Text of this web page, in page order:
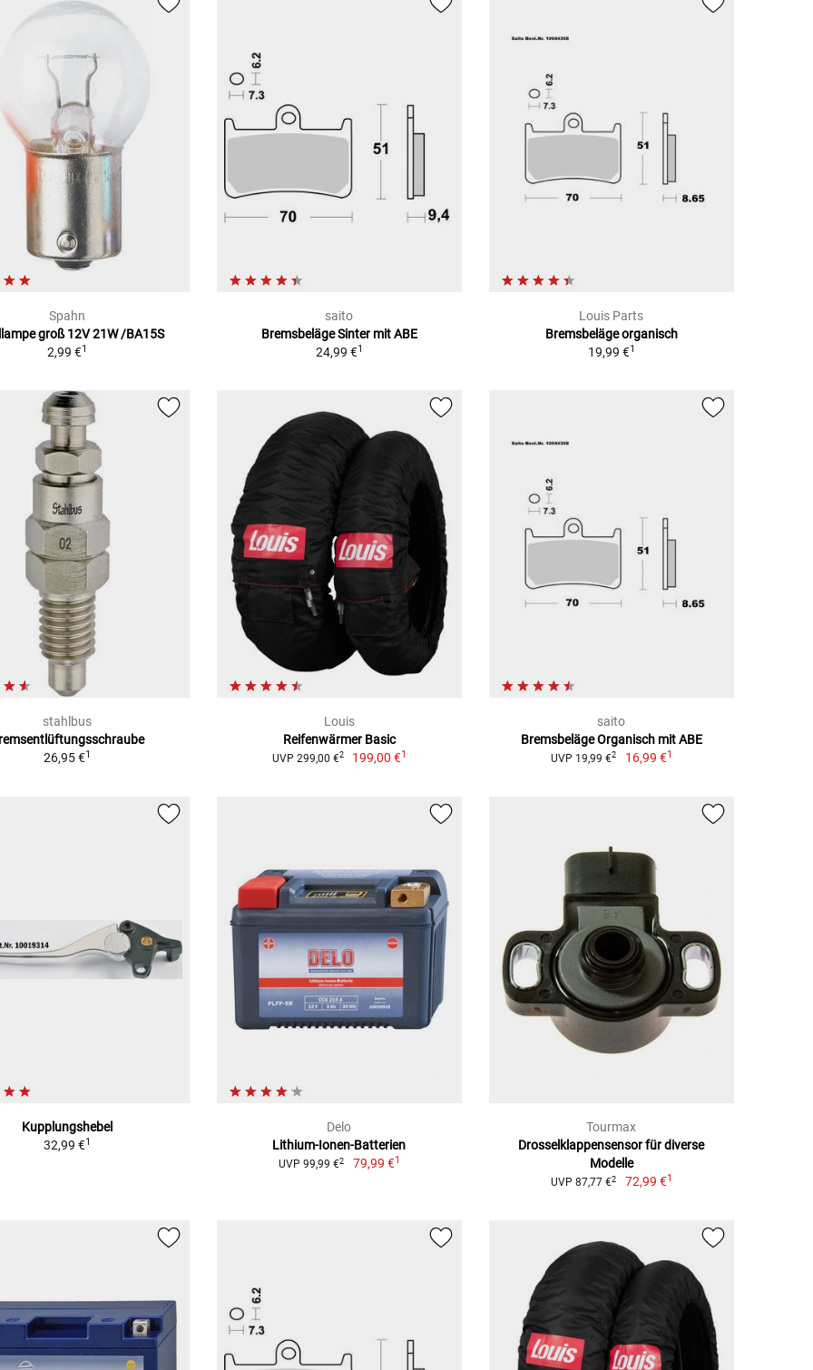
Spahn
groß 12V 21W /BA15S
2,99 €1
saito
Bremsbeläge Sinter mit ABE
24,99 €1
Louis Parts
Bremsbeläge organisch
19,99 €1
stahlbus
26,95 €1
Louis
Reifenwärmer Basic
UVP 299,00 €2 199,00 €1
saito
Bremsbeläge Organisch mit ABE
UVP 19,99 €2 16,99 €1
Kupplungshebel
32,99 €1
Delo
Lithium-Ionen-Batterien
UVP 99,99 €2 79,99 €1
Tourmax
Drosselklappensensor für diverse
Modelle
UVP 87,77 €2 72,99 €1